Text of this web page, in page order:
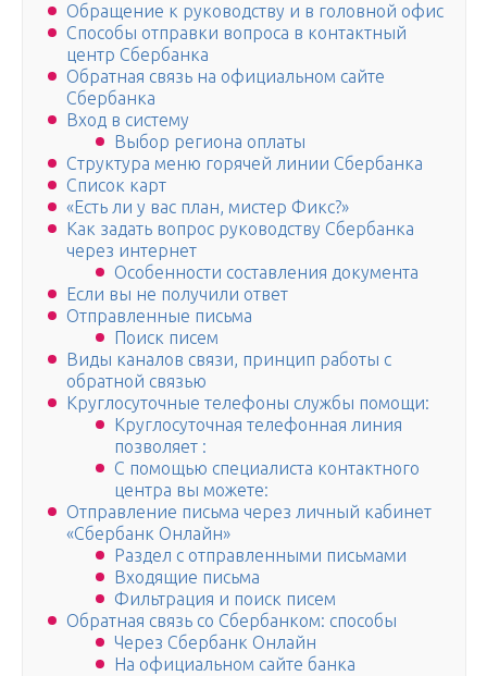
Обращение к руководству и в головной офис
Способы отправки вопроса в контактный
центр Сбербанка
Обратная связь на официальном сайте
Сбербанка
Вход в систему
Выбор региона оплаты
Структура меню горячей линии Сбербанка
Список карт
«Есть ли у вас план, мистер Фикс?»
Как задать вопрос руководству Сбербанка
через интернет
Особенности составления документа
Если вы не получили ответ
Отправленные письма
Поиск писем
Виды каналов связи, принцип работы с
обратной связью
Круглосуточные телефоны службы помощи:
Круглосуточная телефонная линия
позволяет :
С помощью специалиста контактного
центра вы можете:
Отправление письма через личный кабинет
«Сбербанк Онлайн»
Раздел с отправленными письмами
Входящие письма
Фильтрация и поиск писем
Обратная связь со Сбербанком: способы
Через Сбербанк Онлайн
На официальном сайте банка